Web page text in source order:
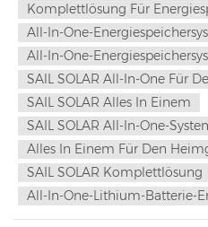
Komplettlösung Für
All-In-One-
All-In-One-
SAlL SOLAR All-In-One Für
SAIL SOLAR Alles In Einem
SAIL SOLAR All-In-One-
Alles In Einem Für Den
SAIL SOLAR Komplettlösung
All-In-One-Lithium-Batterie-